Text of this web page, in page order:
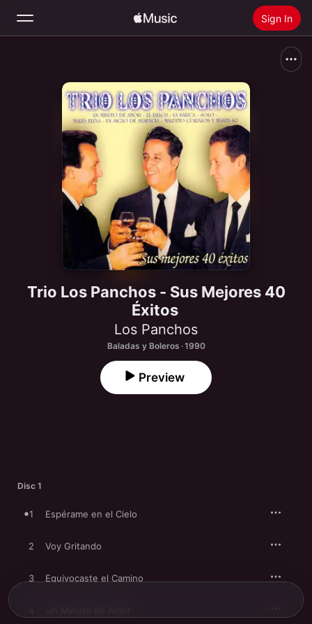
Sign In
Install Apple Music
Trio Los Panchos - Sus Mejores 40
Éxitos
Los Panchos
Baladas y Boleros · 1990
Preview
Disc 1
1 Espérame en el Cielo
2 Voy Gritando
3 Equivocaste el Camino